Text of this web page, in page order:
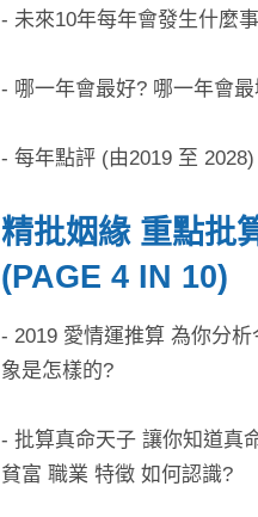
- 未來10年每年會發生什麼
- 哪一年會最好? 哪一年會
- 每年點評 (由2019 至 2028)
精批姻緣 重點批
(PAGE 4 IN 10)
- 2019 愛情運推算 為你分
象是怎樣的?
- 批算真命天子 讓你知道真
貧富 職業 特徵 如何認識?